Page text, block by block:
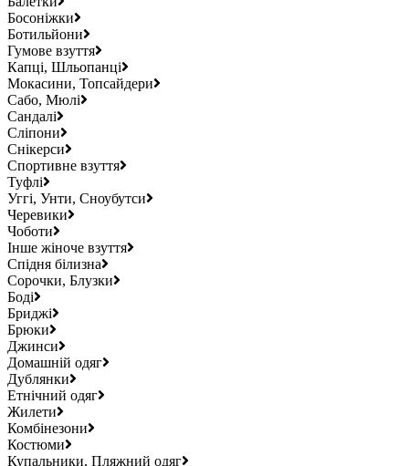
Босоніжки
Ботильйони
Гумове взуття
Капці, Шльопанці
Мокасини, Топсайдери
Сабо, Мюлі
Сандалі
Сліпони
Снікерси
Спортивне взуття
Туфлі
Уггі, Унти, Сноубутси
Черевики
Чоботи
Інше жіноче взуття
Спідня білизна
Сорочки, Блузки
Боді
Бриджі
Брюки
Джинси
Домашній одяг
Дублянки
Етнічний одяг
Жилети
Комбінезони
Костюми
Купальники, Пляжний одяг